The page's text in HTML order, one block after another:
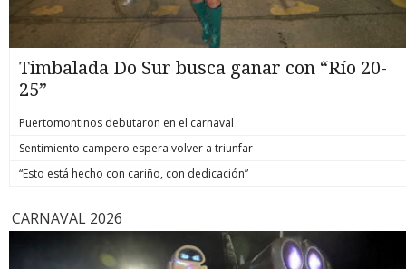
Timbalada Do Sur busca ganar con “Río 20-
25”
Puertomontinos debutaron en el carnaval
Sentimiento campero espera volver a triunfar
“Esto está hecho con cariño, con dedicación”
CARNAVAL 2026